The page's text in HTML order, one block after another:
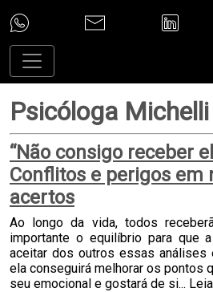
Psicóloga
“Não consigo receber
Conflitos e perigos em
acertos
Ao longo da vida, todos
importante o equilíbrio para que
aceitar dos outros essas
ela conseguirá melhorar os pontos
seu emocional e gostará de si...